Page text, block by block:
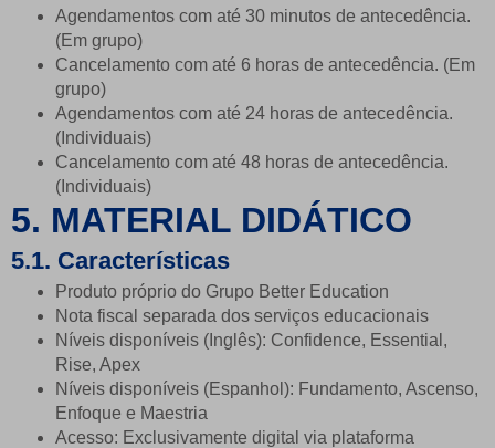
Agendamentos com até 30 minutos de antecedência.
(Em grupo)
Cancelamento com até 6 horas de antecedência. (Em
grupo)
Agendamentos com até 24 horas de antecedência.
(Individuais)
Cancelamento com até 48 horas de antecedência.
(Individuais)
5. MATERIAL DIDÁTICO
5.1. Características
Produto próprio do Grupo Better Education
Nota fiscal separada dos serviços educacionais
Níveis disponíveis (Inglês): Confidence, Essential,
Rise, Apex
Níveis disponíveis (Espanhol): Fundamento, Ascenso,
Enfoque e Maestria
Acesso: Exclusivamente digital via plataforma